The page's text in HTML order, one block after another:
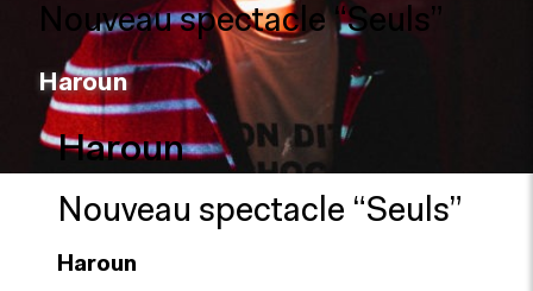
Nouveau spectacle “Seuls”
Haroun
Haroun
Nouveau spectacle “Seuls”
Haroun